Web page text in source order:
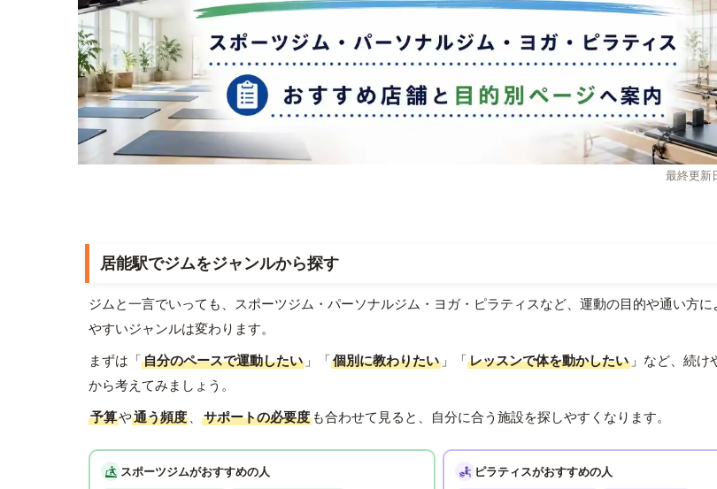
最終更
居能駅でジムをジャンルから探す
ジムと一言でいっても、スポーツジム・パーソナルジム・ヨガ・ピラティスなど、運動の目的や通い方に
やすいジャンルは変わります。
まずは「自分のペースで運動したい 」「個別に教わりたい 」「レッスンで体を動かしたい 」など、続け
から考えてみましょう。
予算や通う頻度 、 サポートの必要度 も合わせて見ると、自分に合う施設を探しやすくなります。
スポーツジムがおすすめの人 ピラティスがおすすめの人